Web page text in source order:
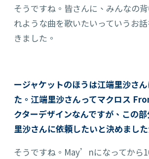
そうですね。皆さんに、みんなの
れような曲を歌いたいっていう お
きました 。
ージャケットのほうは江端里沙さ
た。江端里沙さんってマクロス
クターデザインなんですが、この
里沙さんに依頼したいと決めました
そうですね。 May’nになってから